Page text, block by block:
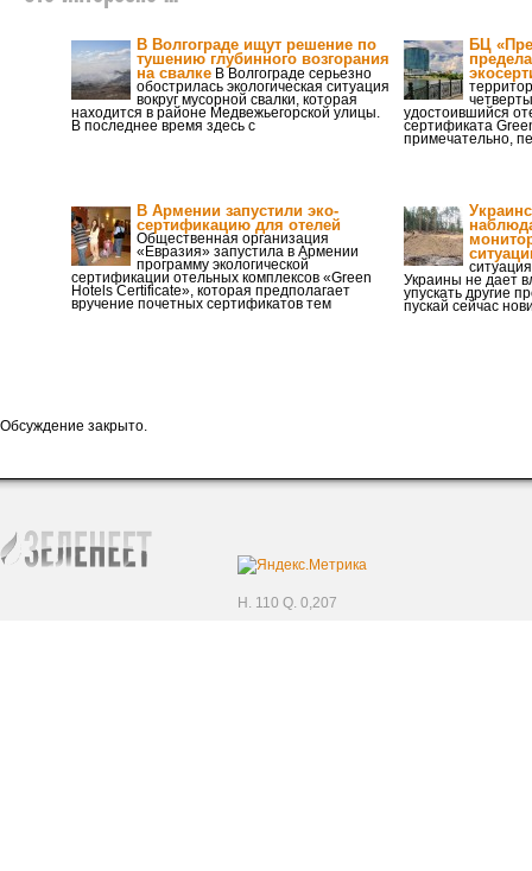
В Волгограде ищут решение по
тушению глубинного возгорания
на свалке В Волгограде серьезно
обострилась экологическая ситуация
вокруг мусорной свалки, которая
находится в районе Медвежьегорской улицы.
В последнее время здесь с
БЦ
удостоившийся
сертификата
примечательно,
В Армении запустили эко-
сертификацию для отелей
Общественная организация
«Евразия» запустила в Армении
программу экологической
сертификации отельных комплексов «Green
Hotels Certificate», которая предполагает
вручение почетных сертификатов тем
Украины не дает
упускать другие
пускай сейчас
Обсуждение закрыто.
H. 110 Q. 0,207